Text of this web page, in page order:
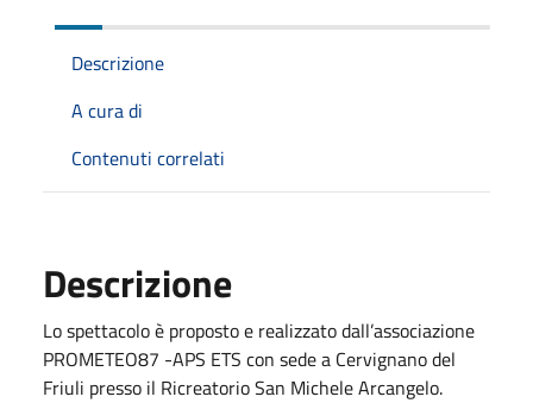
Descrizione
A cura di
Contenuti correlati
Descrizione
Lo spettacolo è proposto e realizzato dall’associazione
PROMETEO87 -APS ETS con sede a Cervignano del
Friuli presso il Ricreatorio San Michele Arcangelo.